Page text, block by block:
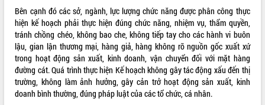
Khám bệnh, cấp phát thuốc miễn phí
và tặng quà người dân xã Cư Pui
Hội nghị UBND tỉnh Đắk Lắk thường kỳ
tháng 7/2026
Lễ truy tặng danh hiệu “Bà Mẹ Việt
Nam Anh hùng” và trao Huân chương
Lao động
Bên cạnh đó các sở, ngành, lực lượng chức năng được phân công thực
hiện kế hoạch phải thực hiện đúng chức năng, nhiệm vụ, thẩm quyền,
tránh chồng chéo, không bao che, không tiếp tay cho các hành vi buôn
lậu, gian lận thương mại, hàng giả, hàng không rõ nguồn gốc xuất xứ
trong hoạt động sản xuất, kinh doanh, vận chuyển đối với mặt hàng
đường cát. Quá trình thực hiện Kế hoạch không gây tác động xấu đến thị
trường, không làm ảnh hưởng, gây cản trở hoạt động sản xuất, kinh
doanh bình thường, đúng pháp luật của các tổ chức, cá nhân.